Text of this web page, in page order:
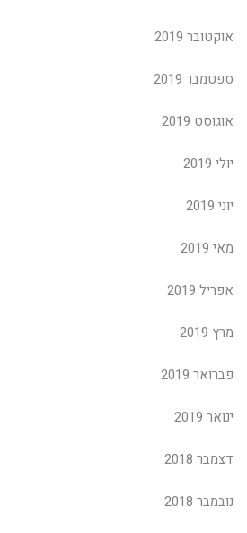
אוקטובר 2019
ספטמבר 2019
אוגוסט 2019
יולי 2019
יוני 2019
מאי 2019
אפריל 2019
מרץ 2019
פברואר 2019
ינואר 2019
דצמבר 2018
נובמבר 2018